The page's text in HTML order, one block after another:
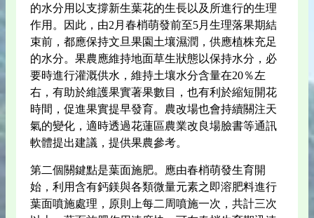
的水分用以支撐新生葉花的生長以及所進行的生理
作用。因此，由2月春梢萌發前至5月生理落果期結
束前，都應保持文旦果園土壤濕潤，供應植株充足
的水分。果農應維持地面草生狀態以保持水分，必
要時進行灌溉供水，維持土壤水分含量在20％左
右，有助於維護果實著果數目，也有利於縮短開花
時間，促進果實提早發育。農改場也會持續關注天
氣的變化，適時透過花蓮區農業改良場臉書等通訊
軟體提出建議，提供果農參考。
第二個關鍵點是葉面施肥。應由春梢萌發生育開
始，利用含有鈣鎂與各類微量元素之即溶肥料進行
葉面噴施處理，原則上每二周噴施一次，共計三次